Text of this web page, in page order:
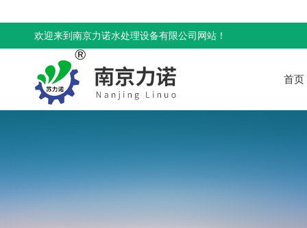
欢迎来到南京力诺水处理设备有限公司网站！
首页